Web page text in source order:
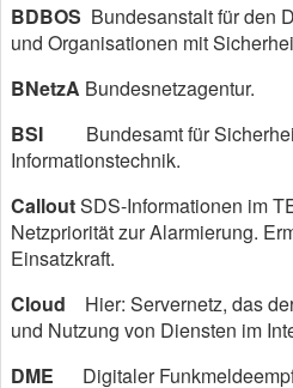
BDBOS Bundesanstalt für den
und Organisationen mit
BNetzA Bundesnetzagentur.
BSI Bundesamt für
Informationstechnik.
CalloutSDS-Informationen im
Netzpriorität zur Alarmierung.
Einsatzkraft.
Cloud Hier: Servernetz, das
und Nutzung von Diensten im
DME Digitaler